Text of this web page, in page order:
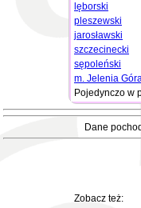
lęborski
pleszewski
jarosławski
szczecinecki
sępoleński
m. Jelenia
Pojedynczo w
Dane
Zobacz też: